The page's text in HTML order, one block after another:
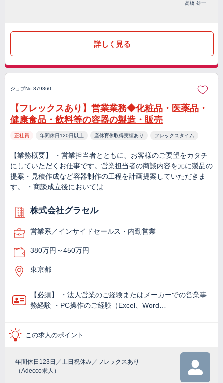
髙橋 雄一
詳しく見る
ジョブNo.879860
【フレックスあり】営業業務◆化粧品・医薬品・
健康食品・飲料等の容器の製造・販売
正社員 年間休日120日以上 産休育休取得実績あり フレックスタイム
【業務概要】 ・営業担当者とともに、お客様のご要望をカタチ
にしていただくお仕事です。営業担当者の商談内容を元に製品の
提案・見積作成など容器制作の工程を計画提案していただきま
す。 ・商談成立後においては…
株式会社グラセル
営業系／インサイドセールス・内勤営業
380万円～450万円
東京都
【必須】 ・法人営業のご経験またはメーカーでの営業事
務経験 ・PC操作のご経験（Excel、Word…
この求人のポイント
年間休日123日／土日祝休み／フレックスあり
（Adecco求人）